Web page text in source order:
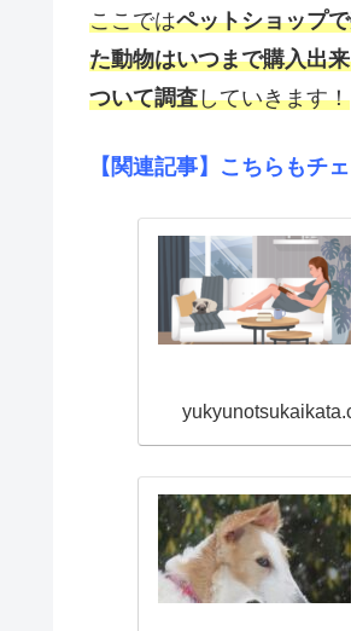
ここではペットショップ
た動物はいつまで購入出
ついて調査していきます！
【関連記事】こちらもチ